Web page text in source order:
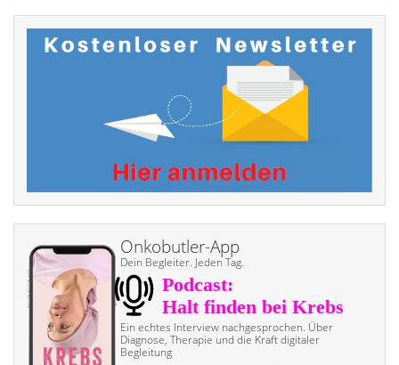
Onkobutler-App
Dein Begleiter. Jeden Tag.
Ein echtes Interview nach­gesprochen. Über
Diagnose, Therapie und die Kraft digitaler
Begleitung